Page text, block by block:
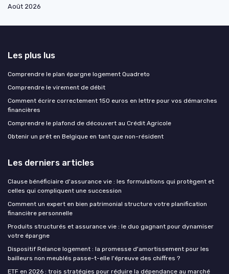
Août 2026
Les plus lus
Comprendre le plan épargne logement Quadreto
Comprendre le virement de débit
Comment écrire correctement 150 euros en lettre pour vos démarches
financières
Comprendre le plafond de découvert au Crédit Agricole
Obtenir un prêt en Belgique en tant que non-résident
Les derniers articles
Clause bénéficiaire d'assurance vie : les formulations qui protègent et
celles qui compliquent une succession
Comment un expert en bien patrimonial structure votre planification
financière personnelle
Produits structurés et assurance vie : le duo gagnant pour dynamiser
votre épargne
Dispositif Relance logement : la promesse d'amortissement pour les
bailleurs non meublés passe-t-elle l'épreuve des chiffres ?
ETF en 2026 : trois stratégies pour réduire la dépendance au marché